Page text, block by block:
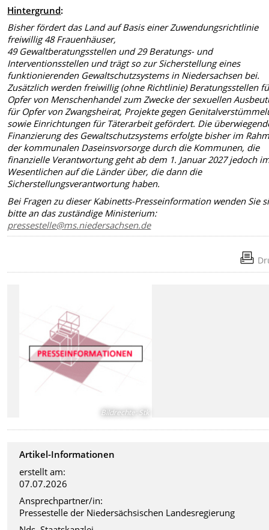
Hintergrund:
Bisher fördert das Land auf Basis einer Zuwendungsrichtlinie
freiwillig 48 Frauenhäuser,
49 Gewaltberatungsstellen und 29 Beratungs- und
Interventionsstellen und trägt so zur Sicherstellung eines
funktionierenden Gewaltschutzsystems in Niedersachsen bei.
Zusätzlich werden freiwillig (ohne Richtlinie) Beratungsstellen
Opfer von Menschenhandel zum Zwecke der sexuellen
für Opfer von Zwangsheirat, Projekte gegen
sowie Einrichtungen für Täterarbeit gefördert. Die
Finanzierung des Gewaltschutzsystems erfolgte bisher im
der kommunalen Daseinsvorsorge durch die Kommunen, die
finanzielle Verantwortung geht ab dem 1. Januar 2027 jedoch
Wesentlichen auf die Länder über, die dann die
Sicherstellungsverantwortung haben.
Bei Fragen zu dieser Kabinetts-Presseinformation wenden Sie
bitte an das zuständige Ministerium:
pressestelle@ms.niedersachsen.de
Bildrechte: Stk
Artikel-Informationen
erstellt am:
07.07.2026
Ansprechpartner/in:
Pressestelle der Niedersächsischen Landesregierung